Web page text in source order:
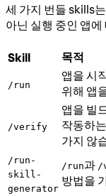
세 가지 번들 skills
아닌 실행 중인 앱
Skill 목적
/run
앱을 시
위해 앱
/verify
앱을 빌
작동하
가지 않
/run-
skill-
generator
/run과 /
방법을